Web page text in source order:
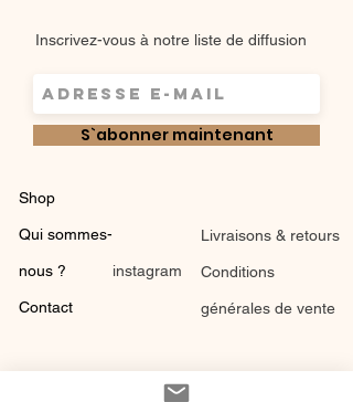
Inscrivez-vous à notre liste de diffusion
S`abonner maintenant
Shop
Qui sommes-
nous ?
Contact
instagram
Livraisons & retours
Conditions
générales de vente